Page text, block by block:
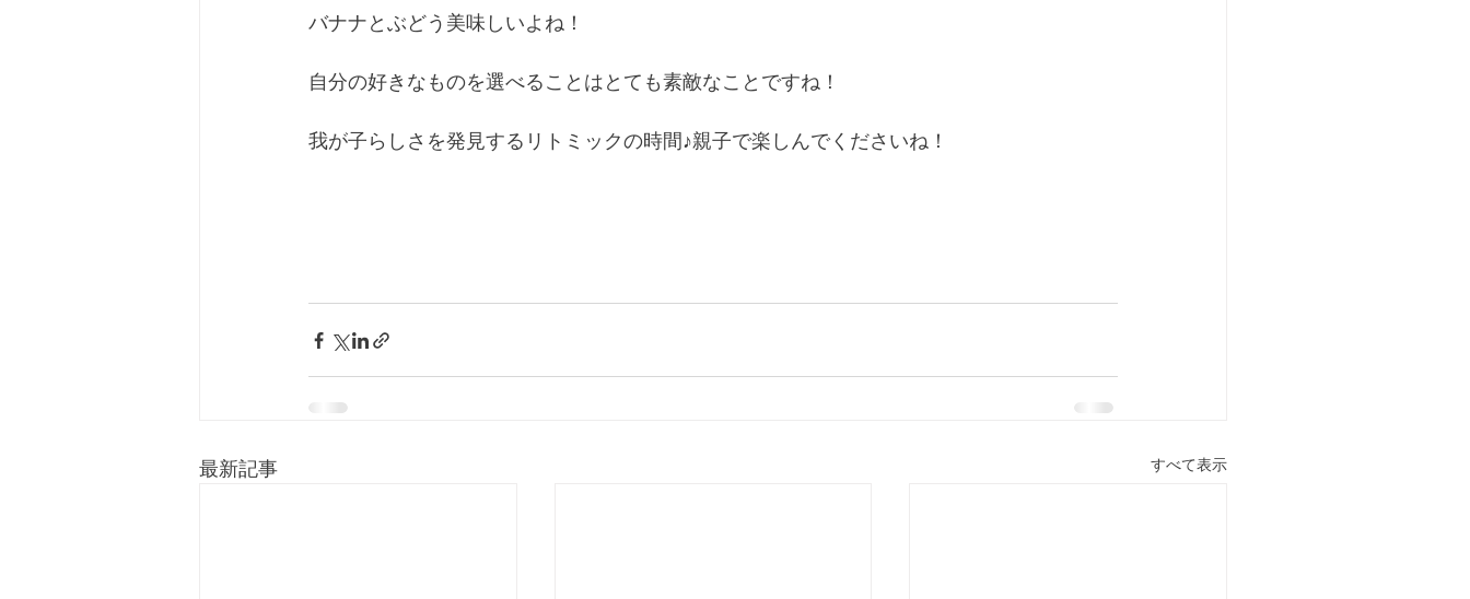
バナナとぶどう美味しいよね！
自分の好きなものを選べることはとても素敵なことですね！
我が子らしさを発見するリトミックの時間♪親子で楽しんでくださいね！
最新記事 すべて表示